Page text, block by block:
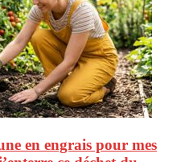
en engrais pour mes